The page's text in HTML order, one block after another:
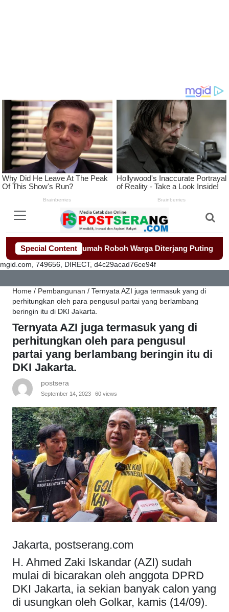
Special Content
Bangun Rumah Roboh Warga Diterjang Puting Beliung-
mgid.com, 749656, DIRECT, d4c29acad76ce94f
Home / Pembangunan / Ternyata AZI juga termasuk yang di
perhitungkan oleh para pengusul partai yang berlambang
beringin itu di DKI Jakarta.
Ternyata AZI juga termasuk yang di
perhitungkan oleh para pengusul
partai yang berlambang beringin itu di
DKI Jakarta.
postsera
September 14, 2023 60 views
Jakarta, postserang.com
H. Ahmed Zaki Iskandar (AZI) sudah
mulai di bicarakan oleh anggota DPRD
DKI Jakarta, ia sekian banyak calon yang
di usungkan oleh Golkar, kamis (14/09).